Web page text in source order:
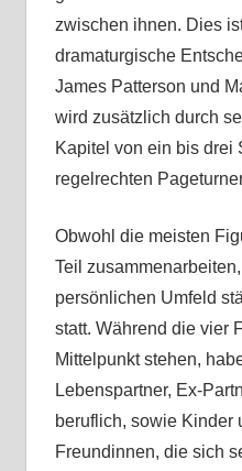
zwischen ihnen. Dies
dramaturgische
James Patterson und
wird zusätzlich durch
Kapitel von ein bis drei
regelrechten
Obwohl die meisten
Teil
persönlichen Umfeld
statt. Während die vier
Mittelpunkt stehen,
Lebenspartner, Ex-
beruflich, sowie Kinder
Freundinnen, die sich